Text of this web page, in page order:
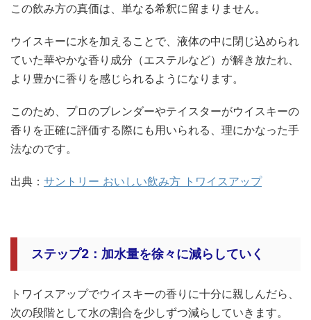
この飲み方の真価は、単なる希釈に留まりません。
ウイスキーに水を加えることで、液体の中に閉じ込められ
ていた華やかな香り成分（エステルなど）が解き放たれ、
より豊かに香りを感じられるようになります。
このため、プロのブレンダーやテイスターがウイスキーの
香りを正確に評価する際にも用いられる、理にかなった手
法なのです。
出典： サントリー おいしい飲み方 トワイスアップ
ステップ2：加水量を徐々に減らしていく
トワイスアップでウイスキーの香りに十分に親しんだら、
次の段階として水の割合を少しずつ減らしていきます。